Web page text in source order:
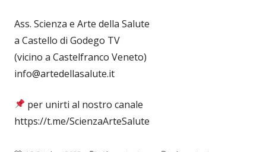
Ass. Scienza e Arte della Salute
a Castello di Godego TV
(vicino a Castelfranco Veneto)
info@artedellasalute.it
per unirti al nostro canale
https://t.me/ScienzaArteSalute